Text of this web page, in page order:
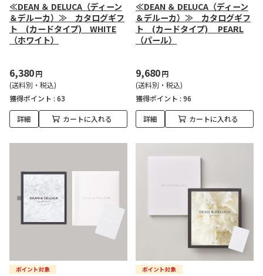
≪DEAN ＆ DELUCA（ディーン
＆デルーカ）≫ カタログギフ
ト (カードタイプ) WHITE
（ホワイト）
6,380円
(送料別・税込)
獲得ポイント : 63
詳細 カートに入れる
≪DEAN ＆ DELUCA（ディーン
＆デルーカ）≫ カタログギフ
ト (カードタイプ) PEARL
（パール）
9,680円
(送料別・税込)
獲得ポイント : 96
詳細 カートに入れる